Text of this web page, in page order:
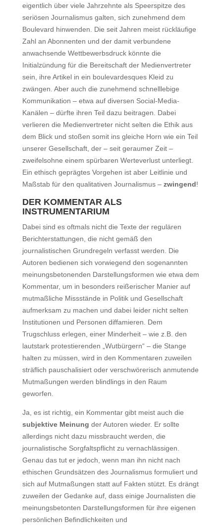
eigentlich über viele Jahrzehnte als Speerspitze des
seriösen Journalismus galten, sich zunehmend dem
Boulevard hinwenden. Die seit Jahren meist rückläufige
Zahl an Abonnenten und der damit verbundene
anwachsende Wettbewerbsdruck könnte die
Initialzündung für die Bereitschaft der Medienvertreter
sein, ihre Artikel in ein boulevardesques Kleid zu
zwängen. Aber auch die zunehmend schnelllebige
Kommunikation – etwa auf diversen Social-Media-
Kanälen – dürfte ihren Teil dazu beitragen. Dabei
verlieren die Medienvertreter nicht selten die Ethik aus
dem Blick und stoßen somit ins gleiche Horn wie ein Teil
unserer Gesellschaft, der – seit geraumer Zeit –
zweifelsohne einem spürbaren Werteverlust unterliegt.
Ein ethisch geprägtes Vorgehen ist aber Leitlinie und
Maßstab für den qualitativen Journalismus – zwingend!
DER KOMMENTAR ALS
INSTRUMENTARIUM
Dabei sind es oftmals nicht die Texte der regulären
Berichterstattungen, die nicht gemäß den
journalistischen Grundregeln verfasst werden. Die
Autoren bedienen sich vorwiegend den sogenannten
meinungsbetonenden Darstellungsformen wie etwa dem
Kommentar, um in besonders reißerischer Manier auf
mutmaßliche Missstände in Politik und Gesellschaft
aufmerksam zu machen und dabei leider nicht selten
Institutionen und Personen diffamieren. Dem
Trugschluss erlegen, einer Minderheit – wie z.B. den
lautstark protestierenden „Wutbürgern“ – die Stange
halten zu müssen, wird in den Kommentaren zuweilen
sträflich pauschalisiert oder verschwörerisch anmutende
Mutmaßungen werden blindlings in den Raum
geworfen.
Ja, es ist richtig, ein Kommentar gibt meist auch die
subjektive Meinung der Autoren wieder. Er sollte
allerdings nicht dazu missbraucht werden, die
journalistische Sorgfaltspflicht zu vernachlässigen.
Genau das tut er jedoch, wenn man ihn nicht nach
ethischen Grundsätzen des Journalismus formuliert und
sich auf Mutmaßungen statt auf Fakten stützt. Es drängt
zuweilen der Gedanke auf, dass einige Journalisten die
meinungsbetonten Darstellungsformen für ihre eigenen
persönlichen Befindlichkeiten und